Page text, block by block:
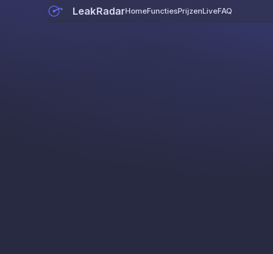
LeakRadarHomeFunctiesPrijzenLiveFAQ